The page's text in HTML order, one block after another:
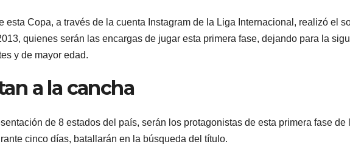
esta Copa, a través de la cuenta Instagram de la Liga Internacional, realizó el
quienes serán las encargas de jugar esta primera fase, dejando para la
y de mayor edad.
a la cancha
de 8 estados del país, serán los protagonistas de esta primera fase de
cinco días, batallarán en la búsqueda del título.